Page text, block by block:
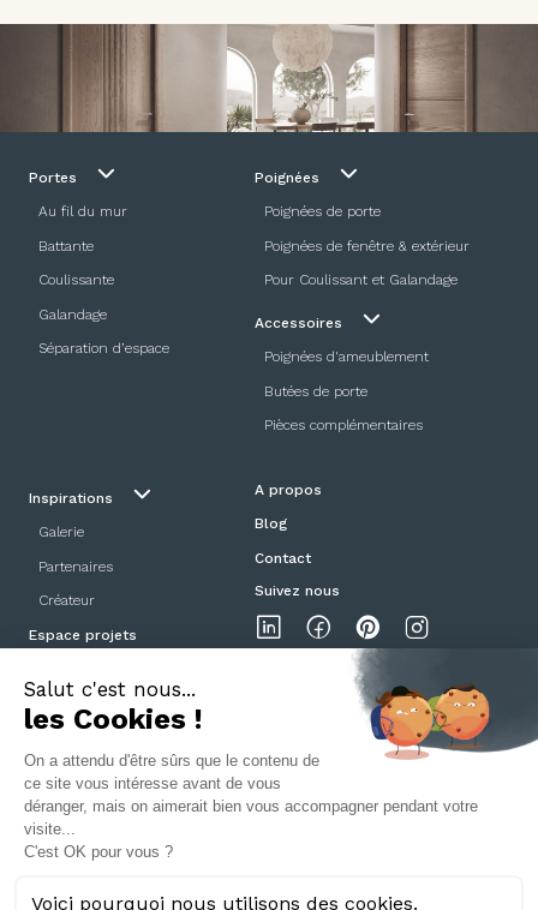
Portes
Au fil du mur
Battante
Coulissante
Galandage
Séparation d’espace
Poignées
Poignées de porte
Poignées de fenêtre & extérieur
Pour Coulissant et Galandage
Accessoires
Poignées d'ameublement
Butées de porte
Pièces complémentaires
Inspirations
Galerie
Partenaires
Créateur
Espace projets
A propos
Blog
Contact
Suivez nous
Mentions légalesPolitique de confidentialitéCGV